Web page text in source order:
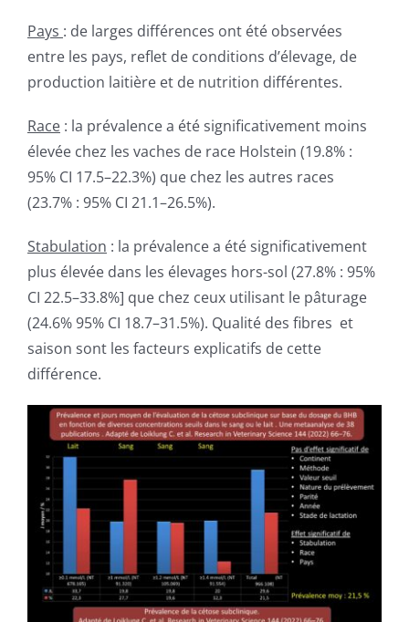
Pays : de larges différences ont été observées
entre les pays, reflet de conditions d’élevage, de
production laitière et de nutrition différentes.
Race: la prévalence a été significativement moins
élevée chez les vaches de race Holstein (19.8% :
95% CI 17.5–22.3%) que chez les autres races
(23.7% : 95% CI 21.1–26.5%).
Stabulation : la prévalence a été significativement
plus élevée dans les élevages hors-sol (27.8% : 95%
CI 22.5–33.8%] que chez ceux utilisant le pâturage
(24.6% 95% CI 18.7–31.5%). Qualité des fibres et
saison sont les facteurs explicatifs de cette
différence.